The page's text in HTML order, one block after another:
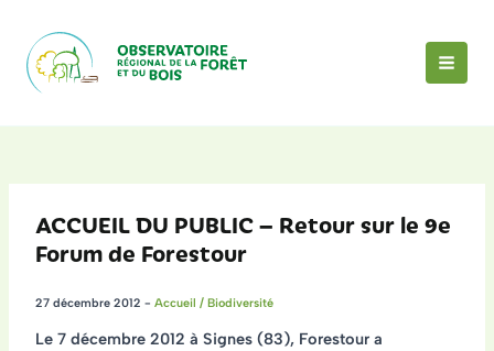
contenu
ACCUEIL DU PUBLIC – Retour sur le 9e
Forum de Forestour
27 décembre 2012 - Accueil / Biodiversité
Le 7 décembre 2012 à Signes (83), Forestour a